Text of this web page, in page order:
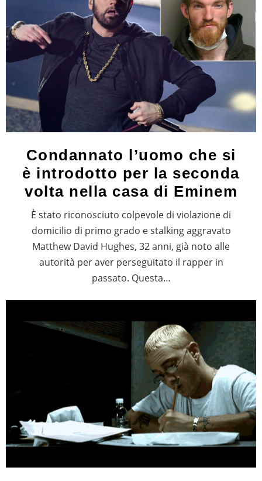
Condannato l’uomo che si
è introdotto per la seconda
volta nella casa di Eminem
È stato riconosciuto colpevole di violazione di
domicilio di primo grado e stalking aggravato
Matthew David Hughes, 32 anni, già noto alle
autorità per aver perseguitato il rapper in
passato. Questa…